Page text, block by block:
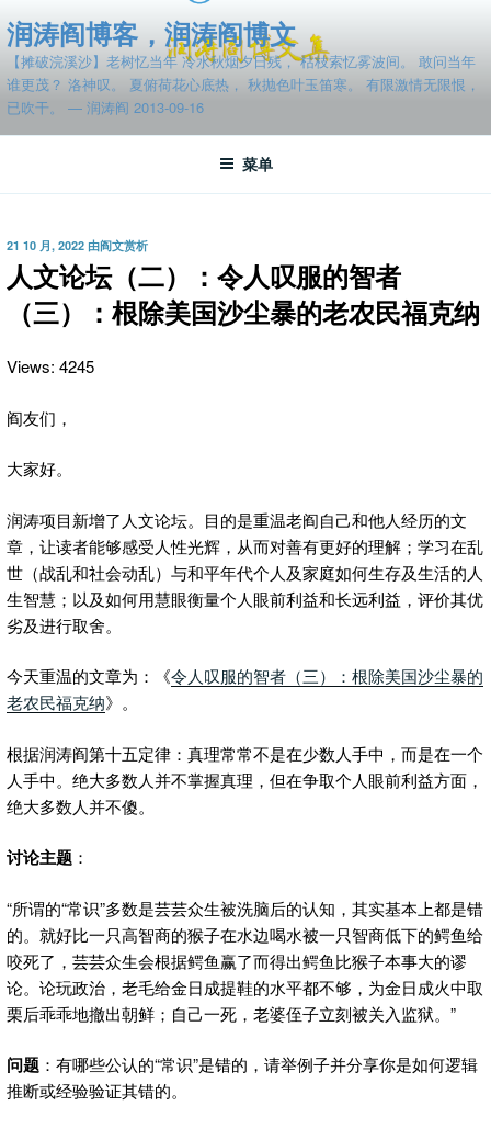
至
容
润涛阎博客，润涛阎博文
【摊破浣溪沙】老树忆当年 冷水秋烟夕日残， 枯枝索忆雾波间。 敢问当年
谁更茂？ 洛神叹。 夏俯荷花心底热， 秋抛色叶玉笛寒。 有限激情无限恨，
已吹干。 — 润涛阎 2013-09-16
菜单
发
于
21 10 月, 2022 由阎文赏析
人文论坛（二）：令人叹服的智者
（三）：根除美国沙尘暴的老农民福克纳
Views: 4245
阎友们，
大家好。
润涛项目新增了人文论坛。目的是重温老阎自己和他人经历的文
章，让读者能够感受人性光辉，从而对善有更好的理解；学习在乱
世（战乱和社会动乱）与和平年代个人及家庭如何生存及生活的人
生智慧；以及如何用慧眼衡量个人眼前利益和长远利益，评价其优
劣及进行取舍。
今天重温的文章为：《令人叹服的智者（三）：根除美国沙尘暴的
老农民福克纳》。
根据润涛阎第十五定律：真理常常不是在少数人手中，而是在一个
人手中。绝大多数人并不掌握真理，但在争取个人眼前利益方面，
绝大多数人并不傻。
讨论主题 ：
“所谓的“常识”多数是芸芸众生被洗脑后的认知，其实基本上都是错
的。就好比一只高智商的猴子在水边喝水被一只智商低下的鳄鱼给
咬死了，芸芸众生会根据鳄鱼赢了而得出鳄鱼比猴子本事大的谬
论。论玩政治，老毛给金日成提鞋的水平都不够，为金日成火中取
栗后乖乖地撤出朝鲜；自己一死，老婆侄子立刻被关入监狱。”
问题 ：有哪些公认的“常识”是错的，请举例子并分享你是如何逻辑
推断或经验验证其错的。